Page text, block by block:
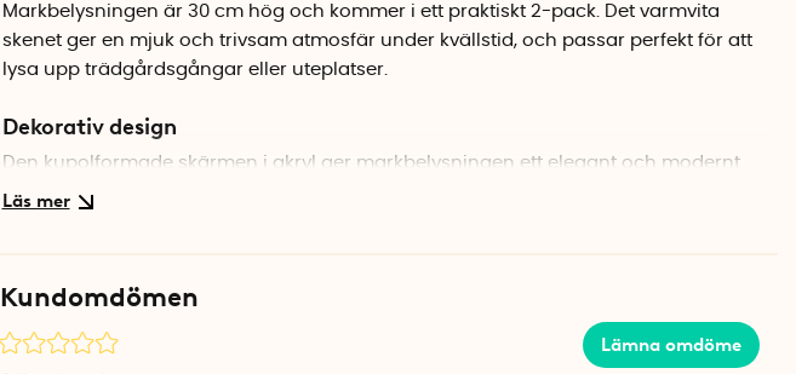
Markbelysningen är 30 cm hög och kommer i ett praktiskt 2-pack.
Det varmvita
skenet ger en mjuk och trivsam atmosfär under kvällstid, och passar perfekt för att
lysa upp trädgårdsgångar eller uteplatser.
Dekorativ design
Den kupolformade skärmen i akryl ger markbelysningen ett elegant och modernt
utseende. Designen gör att lamporna fungerar lika bra som dekoration som praktisk
mörkret faller tack vare den inbyggda skymningssensorn. För bästa laddning
Kundomdömen
Lämna omdöme